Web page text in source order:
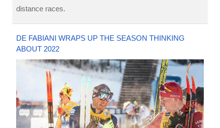
distance races.
DE FABIANI WRAPS UP THE SEASON THINKING
ABOUT 2022